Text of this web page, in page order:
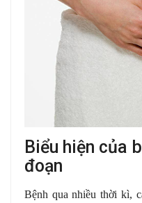
Biểu hiện của
đoạn
Bệnh qua nhiều thời kì,